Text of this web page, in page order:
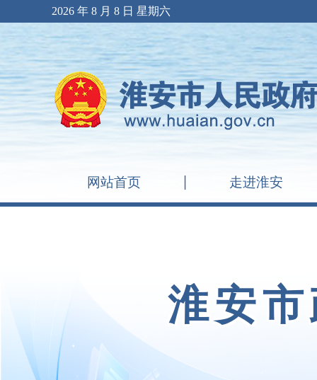
2026 年 8 月 8 日 星期六
网站首页 走进淮安
淮安